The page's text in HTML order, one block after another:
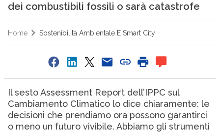
dei combustibili fossili o sarà catastrofe
Home Sostenibilità Ambientale E Smart City
Il sesto Assessment Report dell’IPPC sul
Cambiamento Climatico lo dice chiaramente: le
decisioni che prendiamo ora possono garantirci
o meno un futuro vivibile. Abbiamo gli strumenti